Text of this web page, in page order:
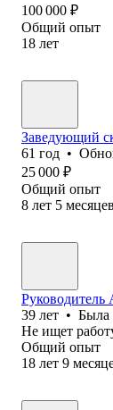
100 000 ₽
Общий опыт
18 лет
Заведующий
61 год •
25 000 ₽
Общий опыт
8 лет 5 месяцев
39 лет • Была
Не ищет
Общий опыт
18 лет 9